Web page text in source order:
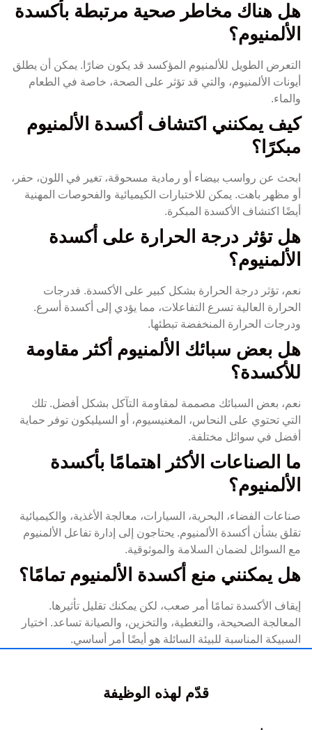
هل هناك مخاطر صحية مرتبطة بأكسدة
الألمنيوم؟
التعرض الطويل للألمنيوم المؤكسد قد يكون ضارًا. يمكن أن يطلق
أيونات الألمنيوم، والتي قد تؤثر على الصحة، خاصة في الطعام
والماء.
كيف يمكنني اكتشاف أكسدة الألمنيوم
مبكرًا؟
ابحث عن رواسب بيضاء أو رمادية مسحوقة، تغير في اللون، حفر،
أو مظهر باهت. يمكن للاختبارات الكيميائية والفحوصات المهنية
أيضًا اكتشاف الأكسدة المبكرة.
هل تؤثر درجة الحرارة على أكسدة
الألمنيوم؟
نعم، تؤثر درجة الحرارة بشكل كبير على الأكسدة. فدرجات
الحرارة العالية تسرع التفاعلات، مما يؤدي إلى أكسدة أسرع.
ودرجات الحرارة المنخفضة تبطئها.
هل بعض سبائك الألمنيوم أكثر مقاومة
للأكسدة؟
نعم، بعض السبائك مصممة لمقاومة التآكل بشكل أفضل. تلك
التي تحتوي على النحاس، المغنيسيوم، أو السيليكون توفر حماية
أفضل في سوائل مختلفة.
ما الصناعات الأكثر اهتمامًا بأكسدة
الألمنيوم؟
صناعات الفضاء، البحرية، السيارات، معالجة الأغذية، والكيميائية
تقلق بشأن أكسدة الألمنيوم. يحتاجون إلى إدارة تفاعل الألمنيوم
مع السوائل لضمان السلامة والموثوقية.
هل يمكنني منع أكسدة الألمنيوم تمامًا؟
إيقاف الأكسدة تمامًا أمر صعب، لكن يمكنك تقليل تأثيرها.
المعالجة الصحيحة، والتغطية، والتخزين، والصيانة تساعد. اختيار
السبيكة المناسبة للبيئة السائلة هو أيضًا أمر أساسي.
قدّم لهذه الوظيفة